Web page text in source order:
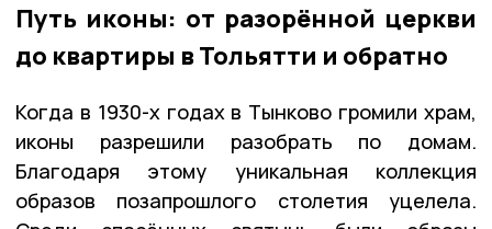
Путь иконы: от разорённой церкви
до квартиры в Тольятти и обратно
Когда в 1930-х годах в Тынково громили храм,
иконы разрешили разобрать по домам.
Благодаря этому уникальная коллекция
образов позапрошлого столетия уцелела.